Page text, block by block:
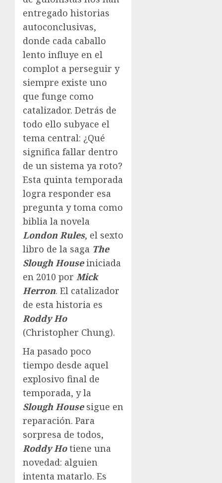
entregado historias
autoconclusivas,
donde cada caballo
lento influye en el
complot a perseguir y
siempre existe uno
que funge como
catalizador. Detrás de
todo ello subyace el
tema central: ¿Qué
significa fallar dentro
de un sistema ya roto?
Esta quinta temporada
logra responder esa
pregunta y toma como
biblia la novela
London Rules, el sexto
libro de la saga The
Slough Houseiniciada
en 2010 por Mick
Herron. El catalizador
de esta historia es
Roddy Ho
(Christopher Chung).
Ha pasado poco
tiempo desde aquel
explosivo final de
temporada, y la
Slough Housesigue en
reparación. Para
sorpresa de todos,
Roddy Hotiene una
novedad: alguien
intenta matarlo. Es